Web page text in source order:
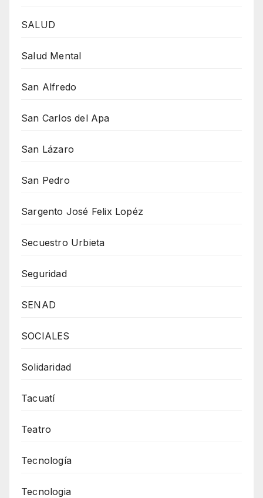
SALUD
Salud Mental
San Alfredo
San Carlos del Apa
San Lázaro
San Pedro
Sargento José Felix Lopéz
Secuestro Urbieta
Seguridad
SENAD
SOCIALES
Solidaridad
Tacuatí
Teatro
Tecnología
Tecnologia